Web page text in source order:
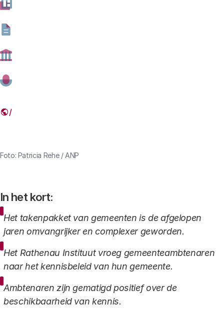
06 SEPTEMBER 2022
Foto: Patricia Rehe / ANP
In het kort:
Het takenpakket van gemeenten is de afgelopen
jaren omvangrijker en complexer geworden.
Het Rathenau Instituut vroeg gemeenteambtenaren
naar het kennisbeleid van hun gemeente.
Ambtenaren zijn gematigd positief over de
beschikbaarheid van kennis.